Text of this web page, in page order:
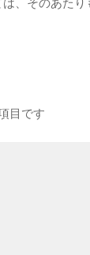
、そのあた
目です